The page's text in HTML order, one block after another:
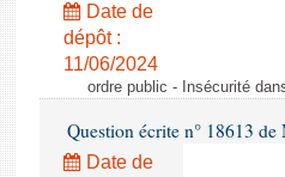
Date de
dépôt :
11/06/2024
ordre public - Insécurité
Question écrite n° 18613
Date de